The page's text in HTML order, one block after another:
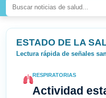
ESTADO DE LA
Lectura rápida de señales
RESPIRATORIAS
Actividad